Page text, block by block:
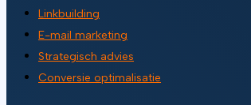
Linkbuilding
E-mail marketing
Strategisch advies
Conversie optimalisatie